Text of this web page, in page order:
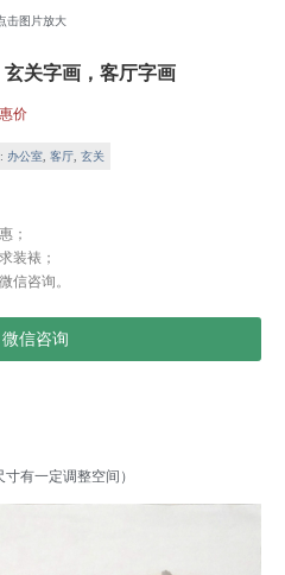
击图片放大
关字画，客厅字画
价
办公室, 客厅, 玄关
；
装裱；
信咨询。
微信咨询
有一定调整空间）